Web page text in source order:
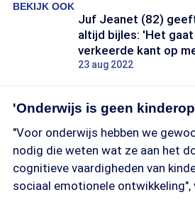
BEKIJK OOK
Juf Jeanet (82)
altijd bijles: 'Het
verkeerde kant op
23 aug 2022
'Onderwijs is geen
"Voor onderwijs hebben we
nodig die weten wat ze aan het
cognitieve vaardigheden van
sociaal emotionele ontwikkeling",